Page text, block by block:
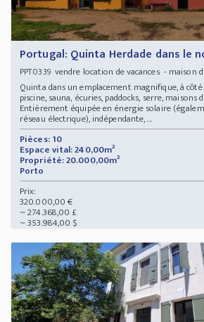
Portugal: Quinta Herdade dans le
PPT0339vendre location de vacances - maison
Quinta dans un emplacement magnifique, à
piscine, sauna, écuries, paddocks, serre, maisons
Entièrement équipée en énergie solaire
réseau électrique), indépendante, ...
Pièces: 10
Espace vital: 240,00m²
Propriété: 20.000,00m²
Porto
Prix:
320.000,00 €
~ 274.368,00 £
~ 353.984,00 $